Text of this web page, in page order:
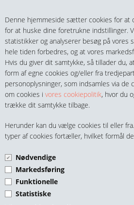
Denne hjemmeside sætter cookies for at
for at huske dine foretrukne indstillinger.
statistikker og analyserer besøg på vores
hele tiden forbedres, og at vores
Hvis du giver dit samtykke, så tillader du,
form af egne cookies og/eller fra
personoplysninger, som indsamles via
om cookies i vores cookiepolitik, hvor du
trække dit samtykke tilbage.
Herunder kan du vælge cookies til eller
typer af cookies fortæller, hvilket formål
Nødvendige
Markedsføring
Funktionelle
Statistiske
Teltech.dk
MENU
HANER & VENTILER
SLANGER, KOBLINGER & TILBEHØR
RØR & TILBEHØR
SLUTMUFFE
LIM GRÅ PVC